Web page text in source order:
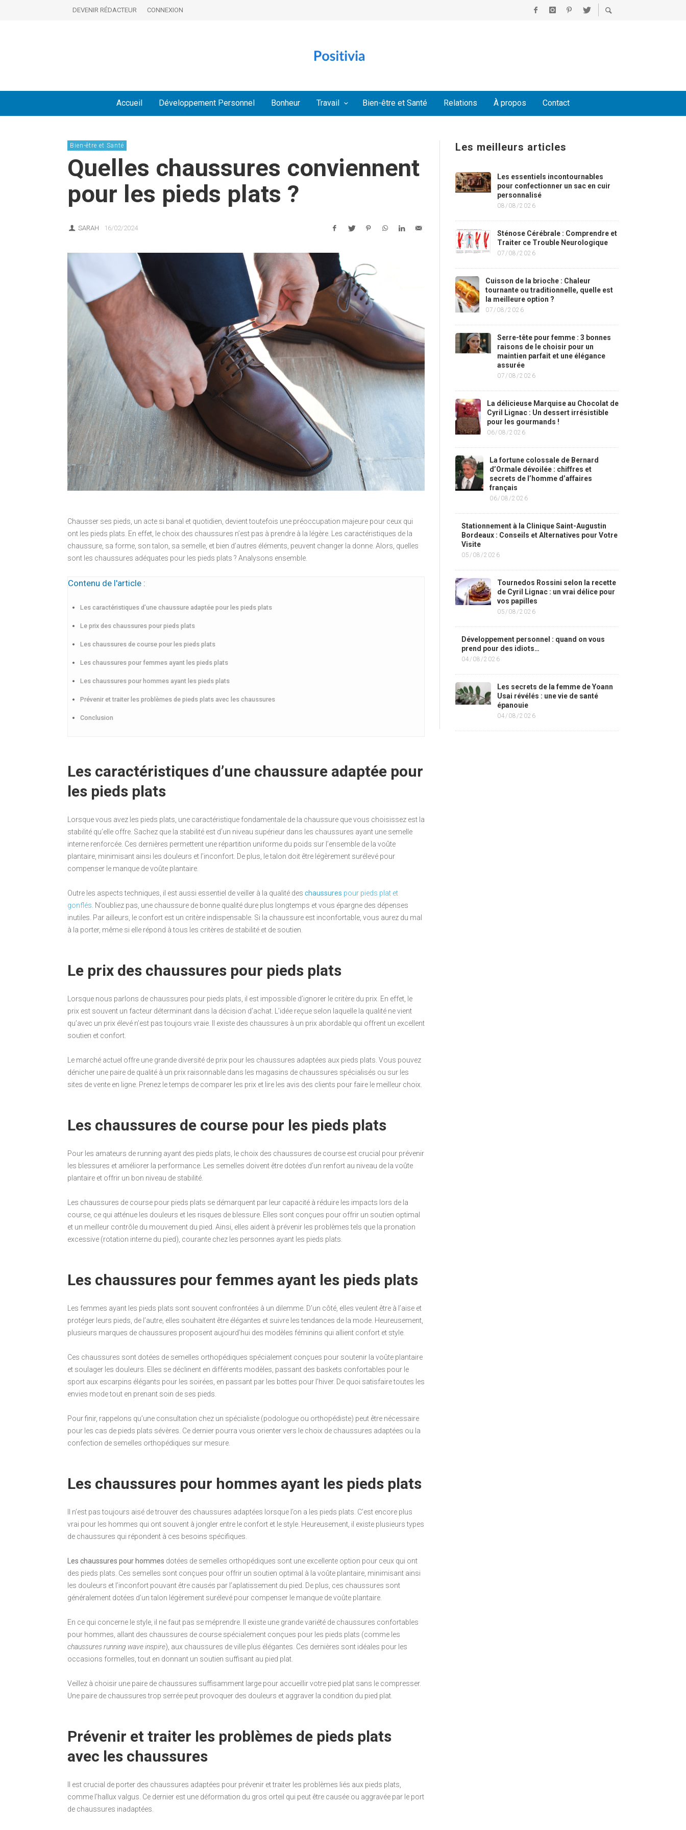
DEVENIR RÉDACTEUR CONNEXION
Accueil Développement Personnel Bonheur Travail Bien-être et Santé Relations À propos Contact
Bien-être et Santé
Quelles chaussures conviennent
pour les pieds plats ?
SARAH 16/02/2024
Chausser ses pieds, un acte si banal et quotidien, devient toutefois une préoccupation majeure pour ceux qui
ont les pieds plats. En effet, le choix des chaussures n’est pas à prendre à la légère. Les caractéristiques de la
chaussure, sa forme, son talon, sa semelle, et bien d’autres éléments, peuvent changer la donne. Alors, quelles
sont les chaussures adéquates pour les pieds plats ? Analysons ensemble.
Contenu de l'article :
Les caractéristiques d’une chaussure adaptée pour les pieds plats
Le prix des chaussures pour pieds plats
Les chaussures de course pour les pieds plats
Les chaussures pour femmes ayant les pieds plats
Les chaussures pour hommes ayant les pieds plats
Prévenir et traiter les problèmes de pieds plats avec les chaussures
Conclusion
Les caractéristiques d’une chaussure adaptée pour
les pieds plats
Lorsque vous avez les pieds plats, une caractéristique fondamentale de la chaussure que vous choisissez est la
stabilité qu’elle offre. Sachez que la stabilité est d’un niveau supérieur dans les chaussures ayant une semelle
interne renforcée. Ces dernières permettent une répartition uniforme du poids sur l’ensemble de la voûte
plantaire, minimisant ainsi les douleurs et l’inconfort. De plus, le talon doit être légèrement surélevé pour
compenser le manque de voûte plantaire.
Outre les aspects techniques, il est aussi essentiel de veiller à la qualité des chaussures pour pieds plat et
gonflés . N’oubliez pas, une chaussure de bonne qualité dure plus longtemps et vous épargne des dépenses
inutiles. Par ailleurs, le confort est un critère indispensable. Si la chaussure est inconfortable, vous aurez du mal
à la porter, même si elle répond à tous les critères de stabilité et de soutien.
Le prix des chaussures pour pieds plats
Lorsque nous parlons de chaussures pour pieds plats, il est impossible d’ignorer le critère du prix. En effet, le
prix est souvent un facteur déterminant dans la décision d’achat. L’idée reçue selon laquelle la qualité ne vient
qu’avec un prix élevé n’est pas toujours vraie. Il existe des chaussures à un prix abordable qui offrent un excellent
soutien et confort.
Le marché actuel offre une grande diversité de prix pour les chaussures adaptées aux pieds plats. Vous pouvez
dénicher une paire de qualité à un prix raisonnable dans les magasins de chaussures spécialisés ou sur les
sites de vente en ligne. Prenez le temps de comparer les prix et lire les avis des clients pour faire le meilleur choix.
Les chaussures de course pour les pieds plats
Pour les amateurs de running ayant des pieds plats, le choix des chaussures de course est crucial pour prévenir
les blessures et améliorer la performance. Les semelles doivent être dotées d’un renfort au niveau de la voûte
plantaire et offrir un bon niveau de stabilité.
Les chaussures de course pour pieds plats se démarquent par leur capacité à réduire les impacts lors de la
course, ce qui atténue les douleurs et les risques de blessure. Elles sont conçues pour offrir un soutien optimal
et un meilleur contrôle du mouvement du pied. Ainsi, elles aident à prévenir les problèmes tels que la pronation
excessive (rotation interne du pied), courante chez les personnes ayant les pieds plats.
Les chaussures pour femmes ayant les pieds plats
Les femmes ayant les pieds plats sont souvent confrontées à un dilemme. D’un côté, elles veulent être à l’aise et
protéger leurs pieds, de l’autre, elles souhaitent être élégantes et suivre les tendances de la mode. Heureusement,
plusieurs marques de chaussures proposent aujourd’hui des modèles féminins qui allient confort et style.
Ces chaussures sont dotées de semelles orthopédiques spécialement conçues pour soutenir la voûte plantaire
et soulager les douleurs. Elles se déclinent en différents modèles, passant des baskets confortables pour le
sport aux escarpins élégants pour les soirées, en passant par les bottes pour l’hiver. De quoi satisfaire toutes les
envies mode tout en prenant soin de ses pieds.
Pour finir, rappelons qu’une consultation chez un spécialiste (podologue ou orthopédiste) peut être nécessaire
pour les cas de pieds plats sévères. Ce dernier pourra vous orienter vers le choix de chaussures adaptées ou la
confection de semelles orthopédiques sur mesure.
Les chaussures pour hommes ayant les pieds plats
Il n’est pas toujours aisé de trouver des chaussures adaptées lorsque l’on a les pieds plats. C’est encore plus
vrai pour les hommes qui ont souvent à jongler entre le confort et le style. Heureusement, il existe plusieurs types
de chaussures qui répondent à ces besoins spécifiques.
Les chaussures pour hommes dotées de semelles orthopédiques sont une excellente option pour ceux qui ont
des pieds plats. Ces semelles sont conçues pour offrir un soutien optimal à la voûte plantaire, minimisant ainsi
les douleurs et l’inconfort pouvant être causés par l’aplatissement du pied. De plus, ces chaussures sont
généralement dotées d’un talon légèrement surélevé pour compenser le manque de voûte plantaire.
En ce qui concerne le style, il ne faut pas se méprendre. Il existe une grande variété de chaussures confortables
pour hommes, allant des chaussures de course spécialement conçues pour les pieds plats (comme les
chaussures running wave inspire), aux chaussures de ville plus élégantes. Ces dernières sont idéales pour les
occasions formelles, tout en donnant un soutien suffisant au pied plat.
Veillez à choisir une paire de chaussures suffisamment large pour accueillir votre pied plat sans le compresser.
Une paire de chaussures trop serrée peut provoquer des douleurs et aggraver la condition du pied plat.
Prévenir et traiter les problèmes de pieds plats
avec les chaussures
Il est crucial de porter des chaussures adaptées pour prévenir et traiter les problèmes liés aux pieds plats,
comme l’hallux valgus. Ce dernier est une déformation du gros orteil qui peut être causée ou aggravée par le port
de chaussures inadaptées.
Les meilleurs articles
Les essentiels incontournables
pour confectionner un sac en cuir
personnalisé
08/08/2026
Sténose Cérébrale : Comprendre et
Traiter ce Trouble Neurologique
07/08/2026
Cuisson de la brioche : Chaleur
tournante ou traditionnelle, quelle est
la meilleure option ?
07/08/2026
Serre-tête pour femme : 3 bonnes
raisons de le choisir pour un
maintien parfait et une élégance
assurée
07/08/2026
La délicieuse Marquise au Chocolat de
Cyril Lignac : Un dessert irrésistible
pour les gourmands !
06/08/2026
La fortune colossale de Bernard
d’Ormale dévoilée : chiffres et
secrets de l’homme d’affaires
français
06/08/2026
Stationnement à la Clinique Saint-Augustin
Bordeaux : Conseils et Alternatives pour Votre
Visite
05/08/2026
Tournedos Rossini selon la recette
de Cyril Lignac : un vrai délice pour
vos papilles
05/08/2026
Développement personnel : quand on vous
prend pour des idiots…
04/08/2026
Les secrets de la femme de Yoann
Usai révélés : une vie de santé
épanouie
04/08/2026